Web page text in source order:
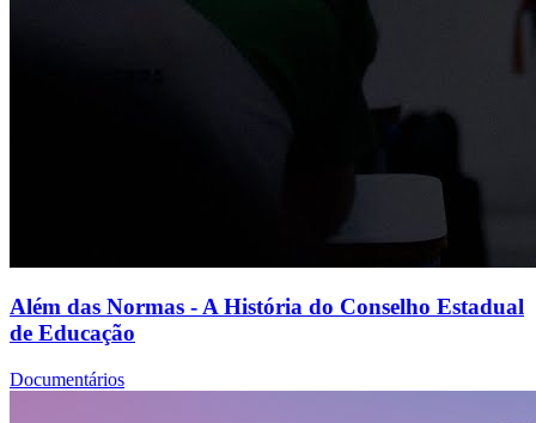
Além das Normas - A História do Conselho Estadual
de Educação
Documentários